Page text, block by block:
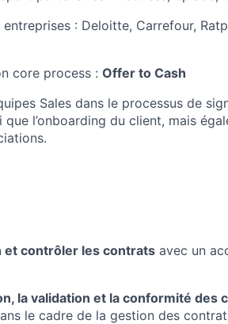
: Deloitte, Carrefour,
core process : Offer to Cash
Sales dans le processus de
l’onboarding du client, mais
et contrôler les contrats avec un
la validation et la conformité des
le cadre de la gestion des